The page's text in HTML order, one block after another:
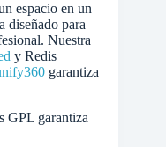
espacio en un
diseñado para
Nuestra
y Redis
garantiza
GPL garantiza